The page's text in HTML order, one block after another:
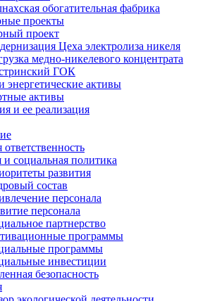
обогатительная фабрика
проекты
проект
Цеха электролиза никеля
медно-никелевого концентрата
ГОК
энергетические активы
активы
и ее реализация
и социальная политика
развития
состав
персонала
персонала
партнерство
программы
программы
инвестиции
безопасность